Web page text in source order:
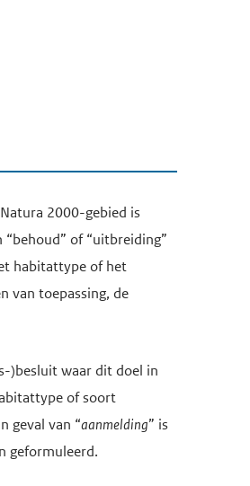
2000-gebied is
of “uitbreiding”
habitattype of het
van toepassing, de
)besluit waar dit doel in
of soort
geval van “aanmelding” is
geformuleerd.